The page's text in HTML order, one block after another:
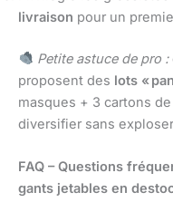
livraison pour un
Petite astuce de pro :
proposent des lots «
masques + 3 cartons
diversifier sans
FAQ – Questions
gants jetables en